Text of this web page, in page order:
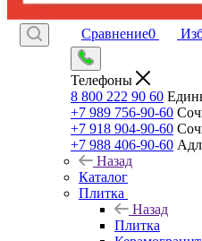
Сравнение0
Телефоны
8 800 222 90 60
+7 989 756-90-60
+7 918 904-90-60
+7 988 406-90-60
Назад
Каталог
Плитка
Назад
Плитка